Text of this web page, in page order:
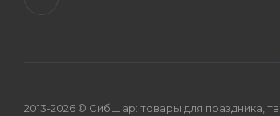
2013-2026 © СибШар: товары для праздника,